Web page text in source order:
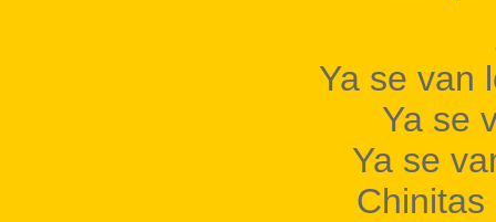
Ya se van
Ya se
Ya se